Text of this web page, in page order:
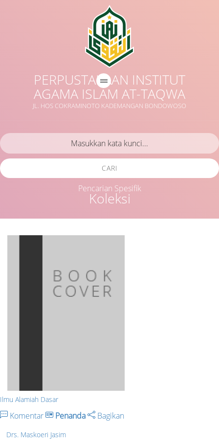
PERPUSTAKAAN INSTITUT
AGAMA ISLAM AT-TAQWA
JL. HOS COKRAMINOTO KADEMANGAN BONDOWOSO
Koleksi
CARI
Pencarian Spesifik
Ilmu Alamiah Dasar
Komentar Penanda Bagikan
Drs. Maskoeri Jasim